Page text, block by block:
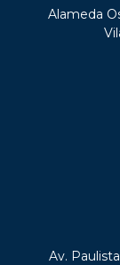
Alameda
Av.